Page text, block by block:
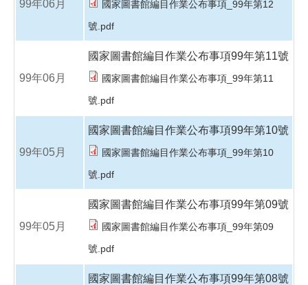
99年06月
國家圖書館編目作業公布事項_99年第12
號.pdf
99年06月
國家圖書館編目作業公布事項99年第11號
國家圖書館編目作業公布事項_99年第11
號.pdf
99年05月
國家圖書館編目作業公布事項99年第10號
國家圖書館編目作業公布事項_99年第10
號.pdf
99年05月
國家圖書館編目作業公布事項99年第09號
國家圖書館編目作業公布事項_99年第09
號.pdf
國家圖書館編目作業公布事項99年第08號